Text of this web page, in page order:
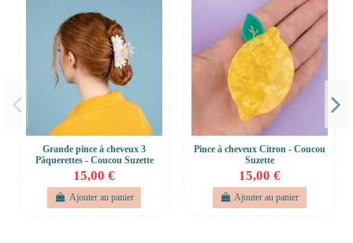
Grande pince à cheveux 3
Pâquerettes - Coucou Suzette
15,00 €
Ajouter au panier
Pince à cheveux Citron - Coucou
Suzette
15,00 €
Ajouter au panier